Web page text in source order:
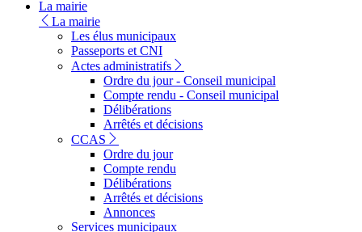
La mairie
La mairie
Les élus municipaux
Passeports et CNI
Actes administratifs
Ordre du jour - Conseil municipal
Compte rendu - Conseil municipal
Délibérations
Arrêtés et décisions
CCAS
Ordre du jour
Compte rendu
Délibérations
Arrêtés et décisions
Annonces
Services municipaux